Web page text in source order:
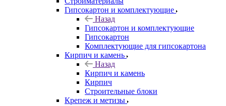
Гипсокартон и комплектующие
Назад
Гипсокартон и комплектующие
Гипсокартон
Комплектующие для гипсокартона
Кирпич и камень
Назад
Кирпич и камень
Кирпич
Строительные блоки
Крепеж и метизы